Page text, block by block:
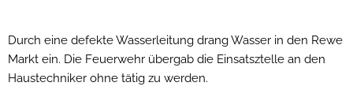
Durch eine defekte Wasserleitung drang Wasser in den Rewe
Markt ein. Die Feuerwehr übergab die Einsatsztelle an den
Haustechniker ohne tätig zu werden.